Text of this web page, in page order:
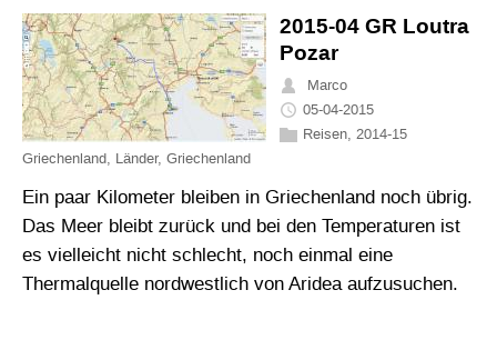
2015-04 GR Loutra
Pozar
Marco
05-04-2015
Reisen, 2014-15
Griechenland, Länder, Griechenland
Ein paar Kilometer bleiben in Griechenland noch übrig.
Das Meer bleibt zurück und bei den Temperaturen ist
es vielleicht nicht schlecht, noch einmal eine
Thermalquelle nordwestlich von Aridea aufzusuchen.